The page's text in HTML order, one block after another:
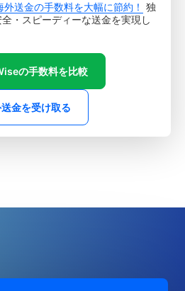
送金の手数料を大幅に節約！ 独
・スピーディーな送金を実現し
の手数料を比較
金を受け取る